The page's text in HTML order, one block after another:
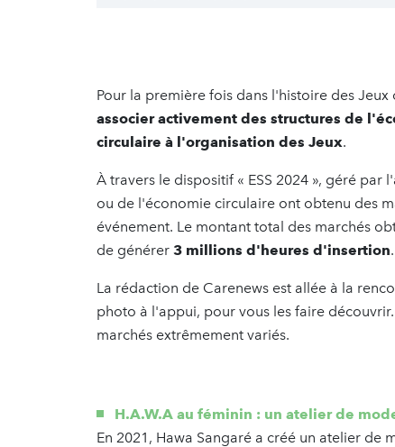
Pour la première fois dans l'histoire des
associer activement des structures de
circulaire à l'organisation des Jeux.
À travers le dispositif « ESS 2024 », géré par
ou de l'économie circulaire ont obtenu des
événement. Le montant total des marchés
de générer 3 millions d'heures d'insertion.
La rédaction de Carenews est allée à la
photo à l'appui, pour vous les faire
marchés extrêmement variés.
H.A.W.A au féminin : un atelier de
En 2021, Hawa Sangaré a créé un atelier